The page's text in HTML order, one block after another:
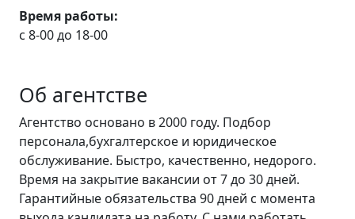
Время работы:
с 8-00 до 18-00
Об агентстве
Агентство основано в 2000 году. Подбор
персонала,бухгалтерское и юридическое
обслуживание. Быстро, качественно, недорого.
Время на закрытие вакансии от 7 до 30 дней.
Гарантийные обязательства 90 дней с момента